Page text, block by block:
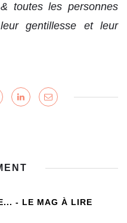
toutes les personnes
gentillesse et leur
- LE MAG À LIRE